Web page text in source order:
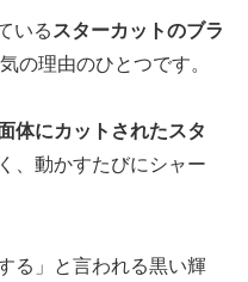
いる スターカットのブラ
の理由のひとつです。
体にカットされたスタ
、動かすたびにシャー
る」と言われる黒い輝